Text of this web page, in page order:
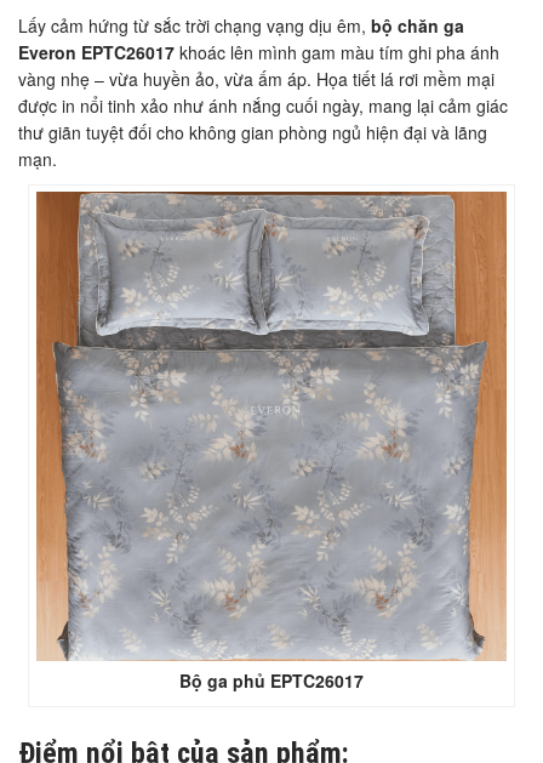
Lấy cảm hứng từ sắc trời chạng vạng dịu êm, bộ chăn ga
Everon EPTC26017 khoác lên mình gam màu tím ghi pha ánh
vàng nhẹ – vừa huyền ảo, vừa ấm áp. Họa tiết lá rơi mềm mại
được in nổi tinh xảo như ánh nắng cuối ngày, mang lại cảm giác
thư giãn tuyệt đối cho không gian phòng ngủ hiện đại và lãng
mạn.
Bộ ga phủ EPTC26017
Điểm nổi bật của sản phẩm: